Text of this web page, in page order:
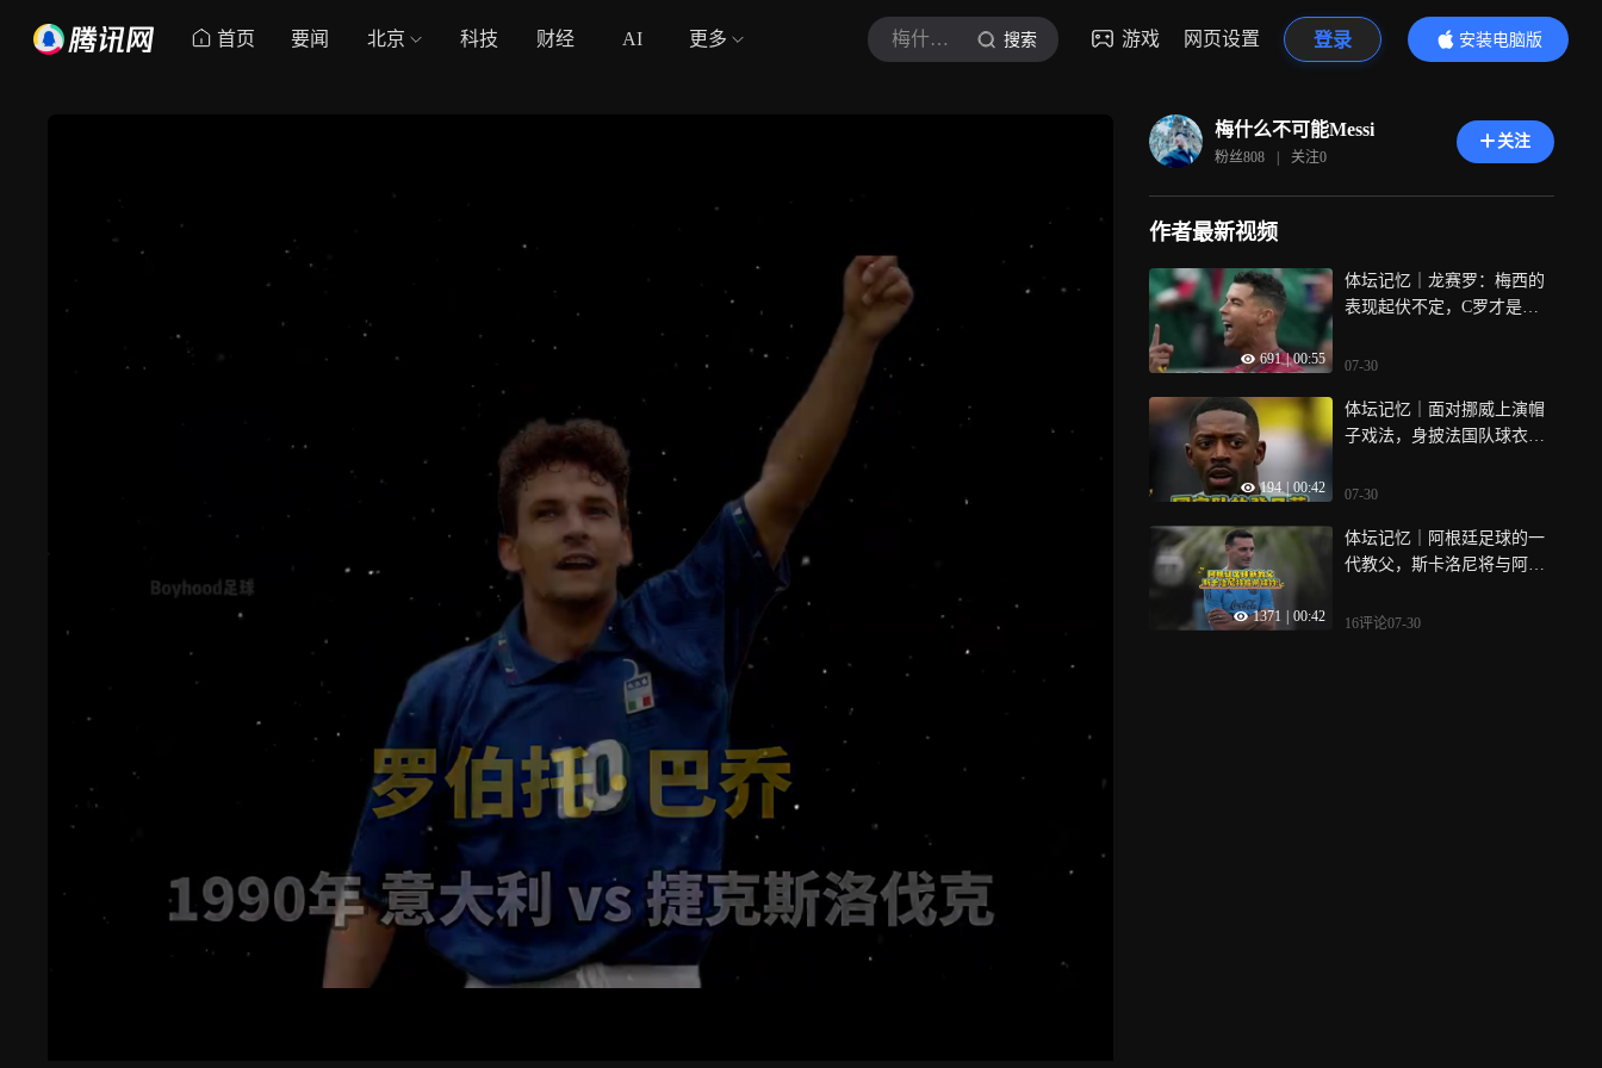
首页 要闻 北京 科技 财经 AI 更多 梅什么不可能Messi 搜索 游戏 网页设置 登录
安装电脑版
内容更精彩
梅什么不可能Messi
粉丝808 | 关注0
关注
作者最新视频
691 | 00:55
体坛记忆｜龙赛罗：梅西的
表现起伏不定，C罗才是足
07-30
194 00:42
体坛记忆｜面对挪威上演帽
子戏法，身披法国队球衣的
的水平！
07-30
1371 00:42
体坛记忆｜阿根廷足球的一
代教父，斯卡洛尼将与阿根
16评论07-30